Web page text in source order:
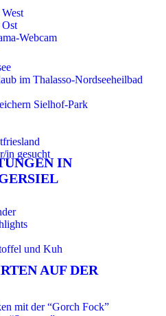
Webcam
im Thalasso-Nordseeheilbad
Sielhof-Park
in gesucht
IN
und Kuh
AUF DER
mit der “Gorch Fock”